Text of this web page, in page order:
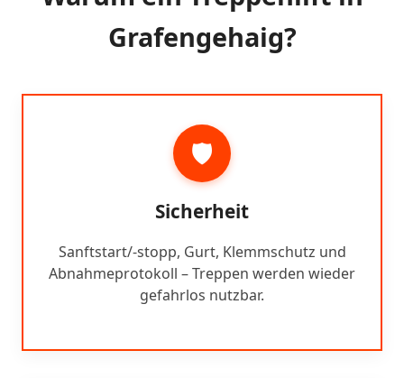
Grafengehaig?
🛡️
Sicherheit
Sanftstart/-stopp, Gurt, Klemmschutz und
Abnahmeprotokoll – Treppen werden wieder
gefahrlos nutzbar.